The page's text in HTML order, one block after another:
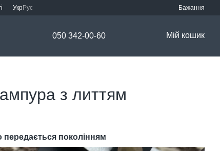
УкрРус Бажання
050 342-00-60 Мій кошик
з литтям
передається поколінням